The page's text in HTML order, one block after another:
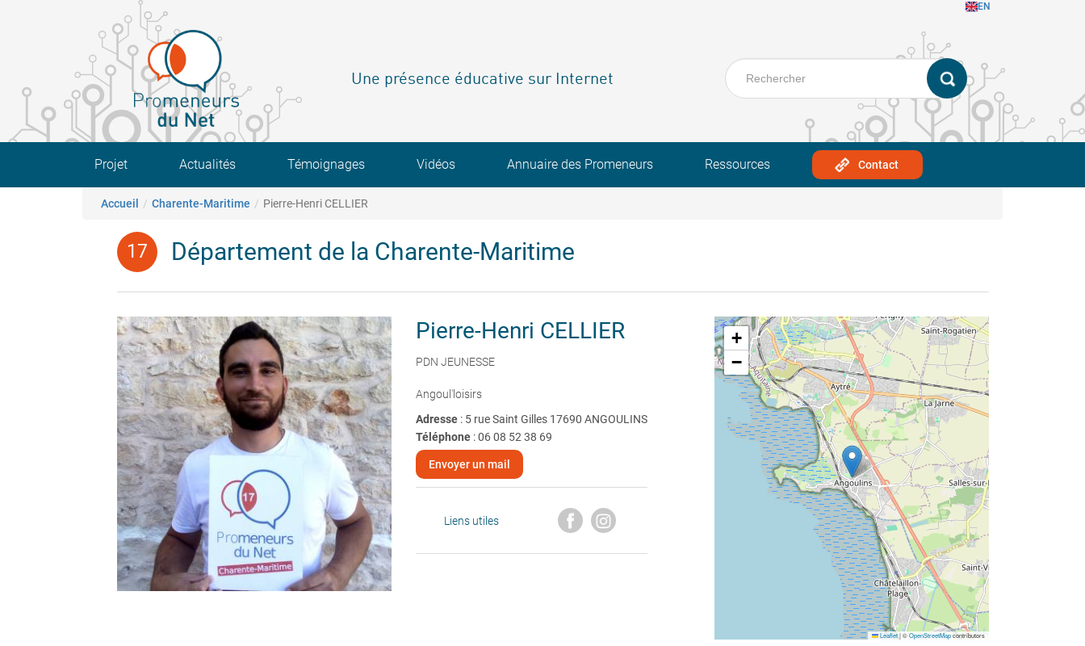
EN
Une présence éducative sur Internet
Main navigation
Projet Actualités Témoignages Vidéos Annuaire des Promeneurs Ressources Contact
Fil d'Ariane
Accueil Charente-Maritime Pierre-Henri CELLIER
Département de la Charente-Maritime
Pierre-Henri CELLIER
PDN JEUNESSE
Angoul'loisirs
Adresse : 5 rue Saint Gilles 17690 ANGOULINS
Téléphone:06 08 52 38 69
Envoyer un mail
Liens utiles
+
−
Leaflet |©OpenStreetMapcontributors